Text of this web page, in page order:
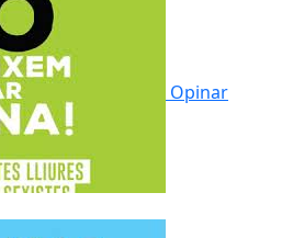
Opinar